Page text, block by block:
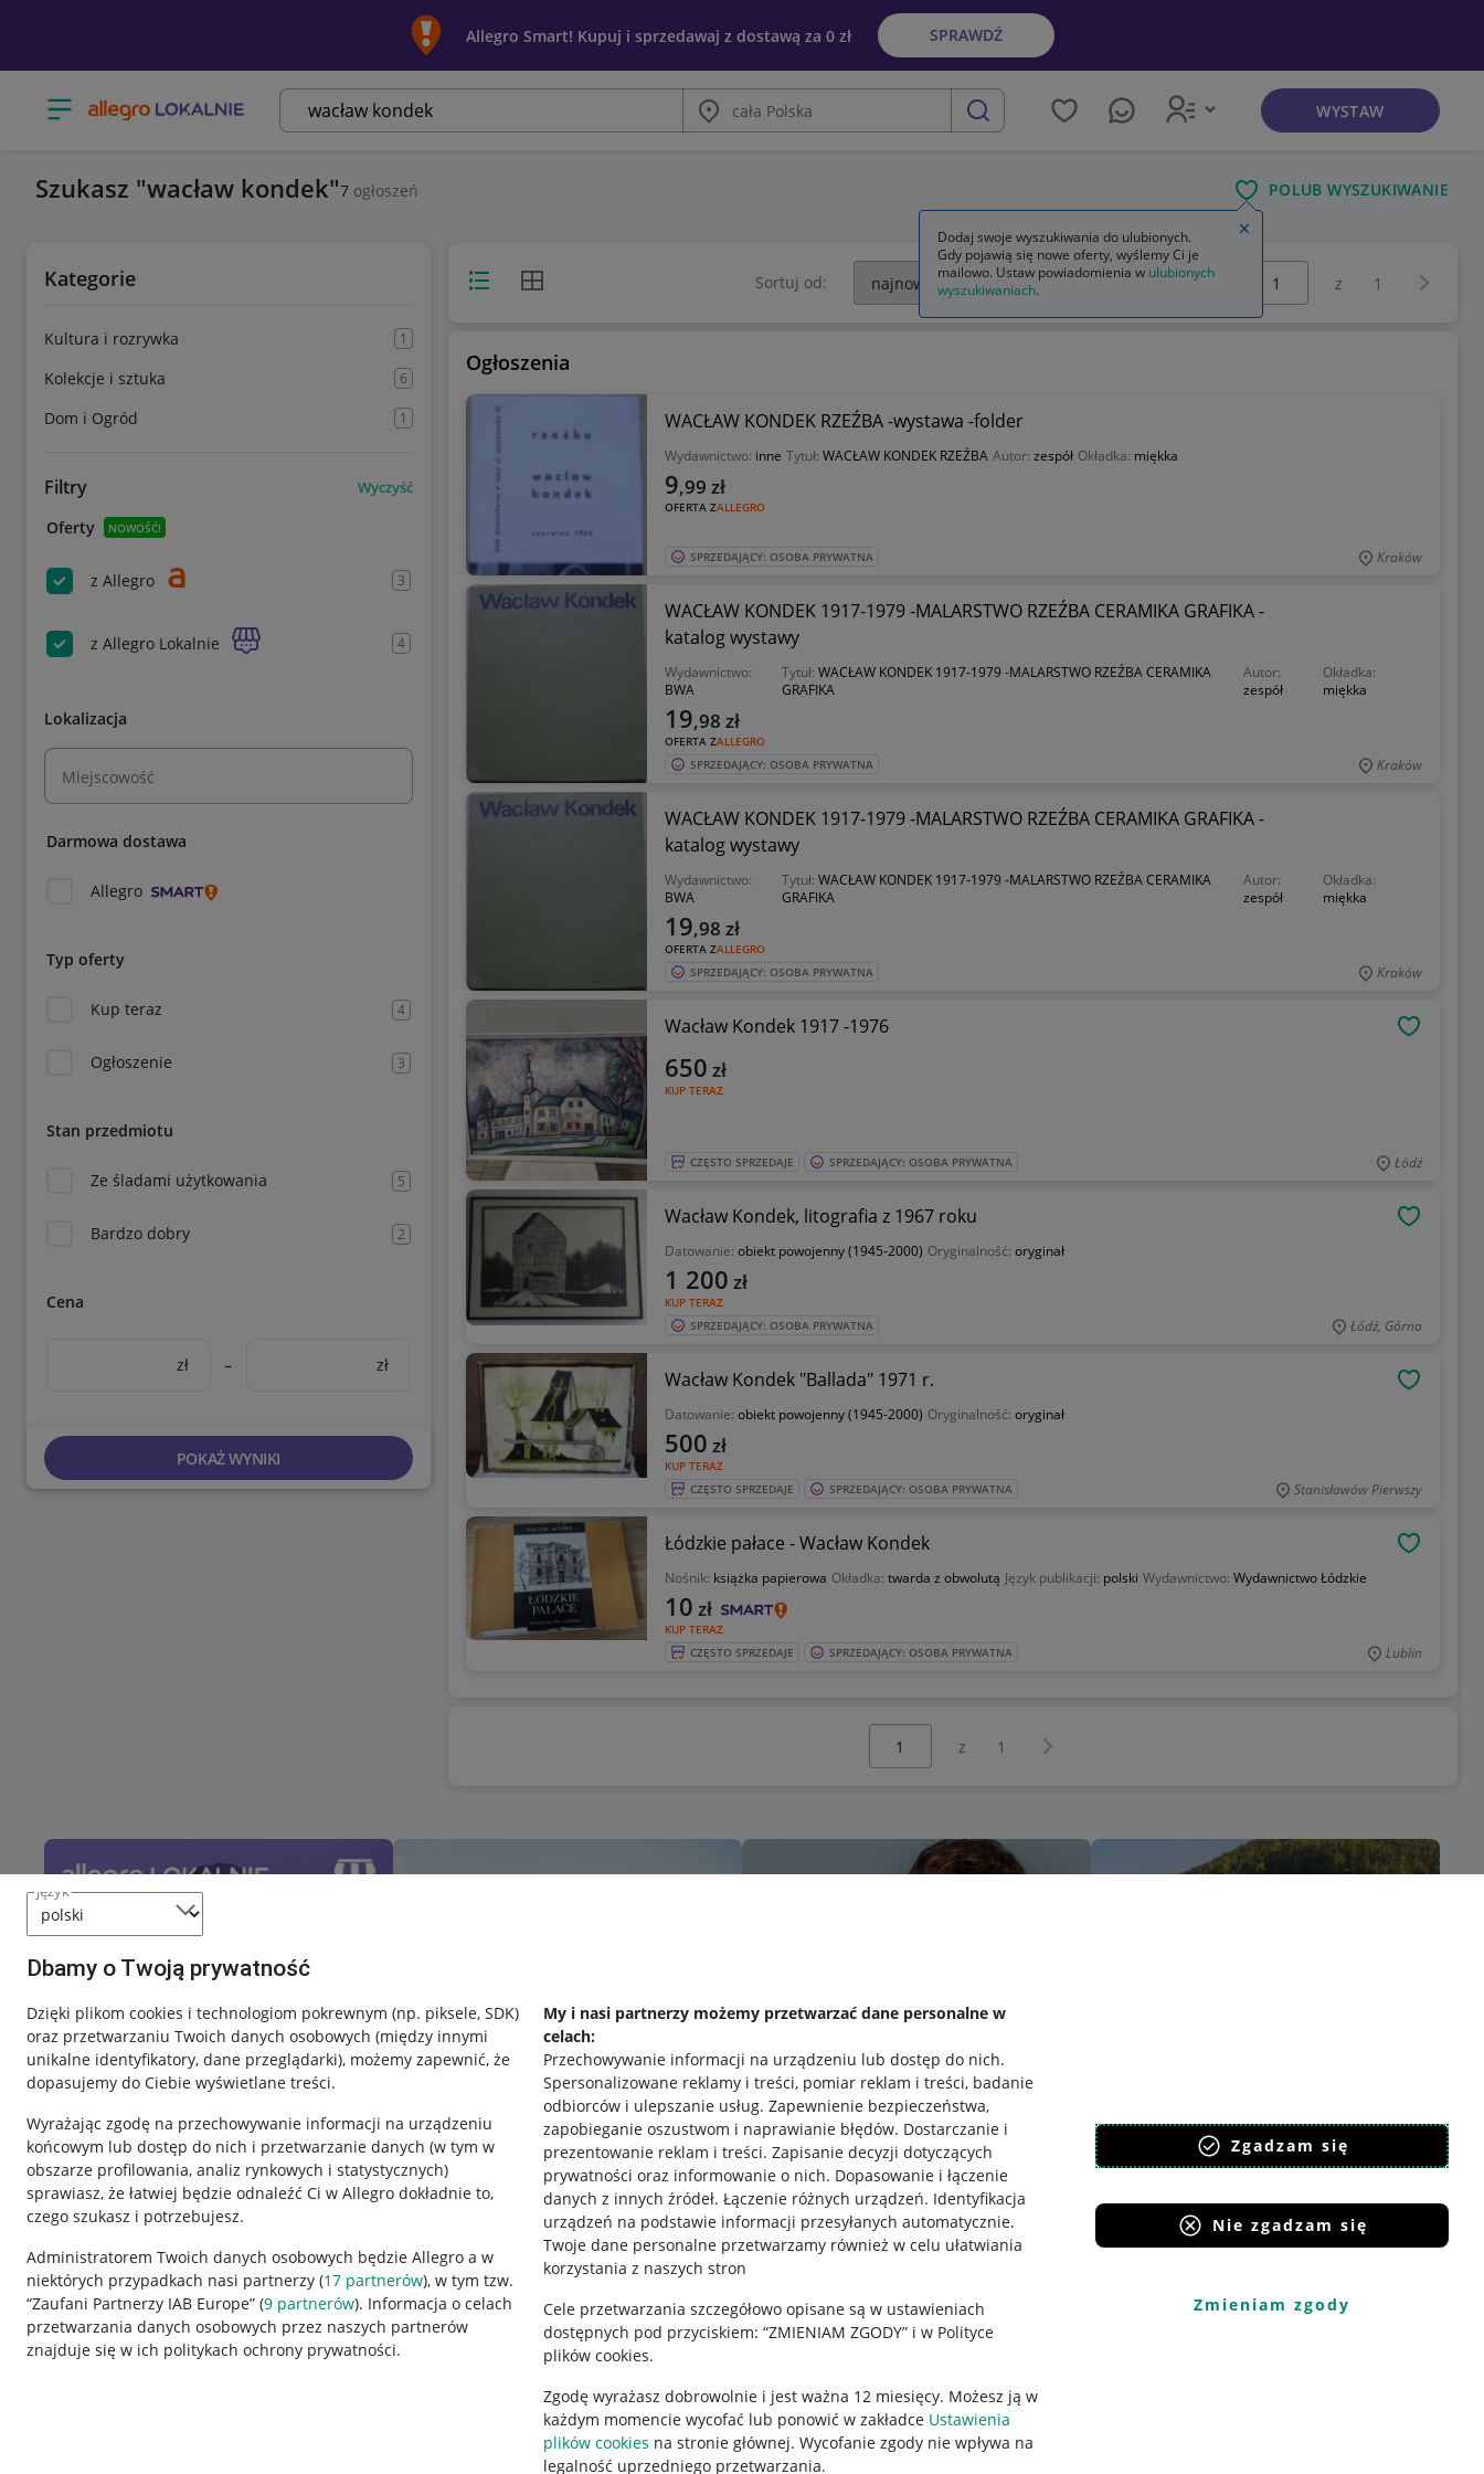
język
Dbamy o Twoją prywatność
Dzięki plikom cookies i technologiom pokrewnym (np. piksele, SDK)
oraz przetwarzaniu Twoich danych osobowych (między innymi
unikalne identyfikatory, dane przeglądarki), możemy zapewnić, że
dopasujemy do Ciebie wyświetlane treści.
Wyrażając zgodę na przechowywanie informacji na urządzeniu
końcowym lub dostęp do nich i przetwarzanie danych (w tym w
obszarze profilowania, analiz rynkowych i statystycznych)
sprawiasz, że łatwiej będzie odnaleźć Ci w Allegro dokładnie to,
czego szukasz i potrzebujesz.
Administratorem Twoich danych osobowych będzie Allegro a w
niektórych przypadkach nasi partnerzy (17 partnerów), w tym tzw.
“Zaufani Partnerzy IAB Europe” (9 partnerów). Informacja o celach
przetwarzania danych osobowych przez naszych partnerów
znajduje się w ich politykach ochrony prywatności.
My i nasi partnerzy możemy przetwarzać dane personalne w
celach:
Przechowywanie informacji na urządzeniu lub dostęp do nich.
Spersonalizowane reklamy i treści, pomiar reklam i treści, badanie
odbiorców i ulepszanie usług. Zapewnienie bezpieczeństwa,
zapobieganie oszustwom i naprawianie błędów. Dostarczanie i
prezentowanie reklam i treści. Zapisanie decyzji dotyczących
prywatności oraz informowanie o nich. Dopasowanie i łączenie
danych z innych źródeł. Łączenie różnych urządzeń. Identyfikacja
urządzeń na podstawie informacji przesyłanych automatycznie.
Twoje dane personalne przetwarzamy również w celu ułatwiania
korzystania z naszych stron
Cele przetwarzania szczegółowo opisane są w ustawieniach
dostępnych pod przyciskiem: “ZMIENIAM ZGODY” i w Polityce
plików cookies.
Zgodę wyrażasz dobrowolnie i jest ważna 12 miesięcy. Możesz ją w
każdym momencie wycofać lub ponowić w zakładce Ustawienia
plików cookies na stronie głównej. Wycofanie zgody nie wpływa na
legalność uprzedniego przetwarzania.
Zgadzam się
Nie zgadzam się
Zmieniam zgody
Allegro Smart! Kupuj i sprzedawaj z dostawą za 0 zł SPRAWDŹ
Otwórz menu z kategoriami
Miasto
szukaj
WYSTAW
Szukasz wacław kondek 7 ogłoszeń POLUB WYSZUKIWANIE
Kategorie
Kultura i rozrywka 1
Kolekcje i sztuka 6
Dom i Ogród 1
Filtry Wyczyść
Oferty NOWOŚĆ!
z Allegro 3
z Allegro Lokalnie 4
Lokalizacja
Miejscowość
Darmowa dostawa
Allegro
Typ oferty
Kup teraz 4
Ogłoszenie 3
Stan przedmiotu
Ze śladami użytkowania 5
Bardzo dobry 2
Cena
zł – zł
POKAŻ WYNIKI
Widok listyWidok siatki Sortuj od: z 1
Ogłoszenia
WACŁAW KONDEK RZEŹBA -wystawa -folder
Wydawnictwo: inne Tytuł: WACŁAW KONDEK RZEŹBA Autor: zespół Okładka: miękka
OFERTA ZALLEGRO
9,99 zł
SPRZEDAJĄCY: OSOBA PRYWATNA Kraków
WACŁAW KONDEK 1917-1979 -MALARSTWO RZEŹBA CERAMIKA GRAFIKA -
katalog wystawy
Wydawnictwo:
BWA
Tytuł:WACŁAW KONDEK 1917-1979 -MALARSTWO RZEŹBA CERAMIKA
GRAFIKA
Autor:
zespół
Okładka:
miękka
OFERTA ZALLEGRO
19,98 zł
SPRZEDAJĄCY: OSOBA PRYWATNA Kraków
WACŁAW KONDEK 1917-1979 -MALARSTWO RZEŹBA CERAMIKA GRAFIKA -
katalog wystawy
Wydawnictwo:
BWA
Tytuł:WACŁAW KONDEK 1917-1979 -MALARSTWO RZEŹBA CERAMIKA
GRAFIKA
Autor:
zespół
Okładka:
miękka
OFERTA ZALLEGRO
19,98 zł
SPRZEDAJĄCY: OSOBA PRYWATNA Kraków
Wacław Kondek 1917 -1976
KUP TERAZ
650 zł
CZĘSTO SPRZEDAJE SPRZEDAJĄCY: OSOBA PRYWATNA Łódź
Wacław Kondek, litografia z 1967 roku
Datowanie: obiekt powojenny (1945-2000) Oryginalność: oryginał
KUP TERAZ
1 200 zł
SPRZEDAJĄCY: OSOBA PRYWATNA Łódź, Górna
Wacław Kondek "Ballada" 1971 r.
Datowanie: obiekt powojenny (1945-2000) Oryginalność: oryginał
KUP TERAZ
500 zł
CZĘSTO SPRZEDAJE SPRZEDAJĄCY: OSOBA PRYWATNA Stanisławów Pierwszy
Łódzkie pałace - Wacław Kondek
Nośnik: książka papierowa Okładka: twarda z obwolutą Język publikacji: polski Wydawnictwo: Wydawnictwo Łódzkie
KUP TERAZ
10 zł
CZĘSTO SPRZEDAJE SPRZEDAJĄCY: OSOBA PRYWATNA Lublin
z 1 Następna strona
Przydatne informacje
Jak to działa
Napisz do nas
Allegro Gadane dla sprzedających
Regulamin
Polityka plików "cookies"
Ustawienia plików "cookies"
Udostępnianie lokalizacji
Informacje dla Aktu o Usługach Cyfrowych
Pobierz aplikację
Dodaj swoje wyszukiwania do ulubionych.
Gdy pojawią się nowe oferty, wyślemy Ci je
mailowo. Ustaw powiadomienia w ulubionych
wyszukiwaniach.
Zamknij wskazówkę